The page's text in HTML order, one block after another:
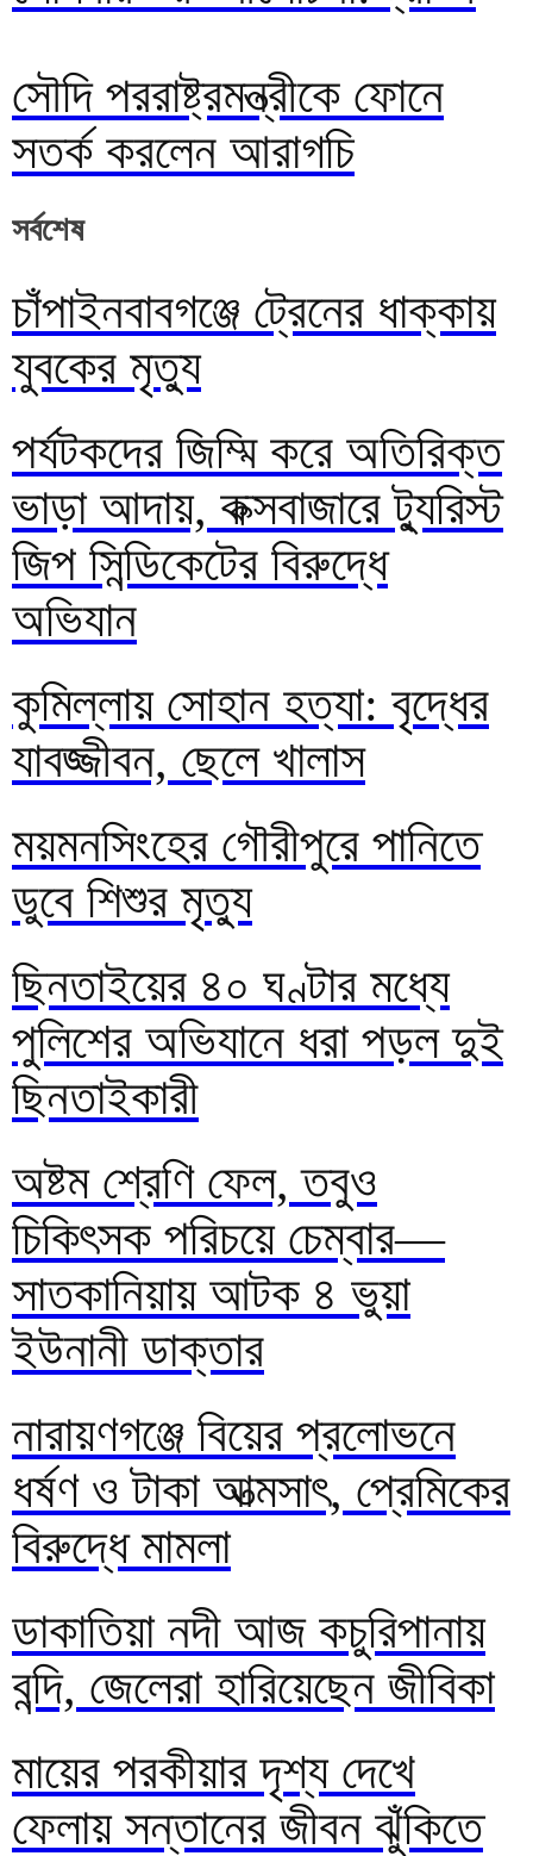
সৌদি পররাষ্ট্রমন্ত্রীকে ফোনে
সতর্ক করলেন আরাগচি
সর্বশেষ
চাঁপাইনবাবগঞ্জে ট্রেনের ধাক্কায়
যুবকের মৃত্যু
পর্যটকদের জিম্মি করে অতিরিক্ত
ভাড়া আদায়, কক্সবাজারে ট্যুরিস্ট
জিপ সিন্ডিকেটের বিরুদ্ধে
অভিযান
কুমিল্লায় সোহান হত্যা: বৃদ্ধের
যাবজ্জীবন, ছেলে খালাস
ময়মনসিংহের গৌরীপুরে পানিতে
ডুবে শিশুর মৃত্যু
ছিনতাইয়ের ৪০ ঘণ্টার মধ্যে
পুলিশের অভিযানে ধরা পড়ল দুই
ছিনতাইকারী
অষ্টম শ্রেণি ফেল, তবুও
চিকিৎসক পরিচয়ে চেম্বার—
সাতকানিয়ায় আটক ৪ ভুয়া
ইউনানী ডাক্তার
নারায়ণগঞ্জে বিয়ের প্রলোভনে
ধর্ষণ ও টাকা আত্মসাৎ, প্রেমিকের
বিরুদ্ধে মামলা
ডাকাতিয়া নদী আজ কচুরিপানায়
বন্দি, জেলেরা হারিয়েছেন জীবিকা
মায়ের পরকীয়ার দৃশ্য দেখে
ফেলায় সন্তানের জীবন ঝুঁকিতে